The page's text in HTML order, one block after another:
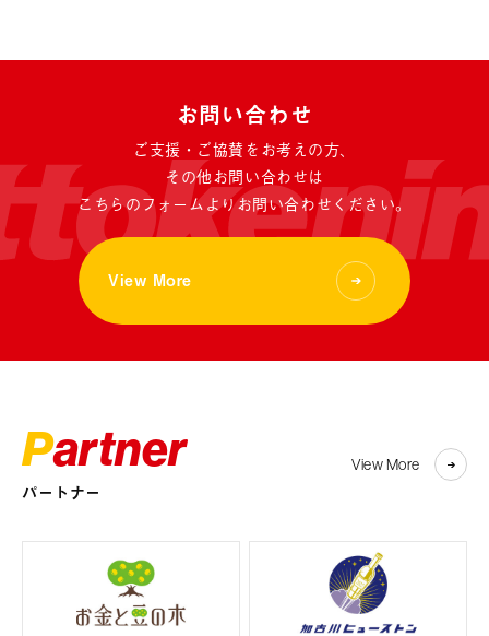
お問い合わせ
ご支援・ご協賛をお考えの方、
その他お問い合わせは
こちらのフォームよりお問い合わせください。
View More
Partner
パートナー
View More